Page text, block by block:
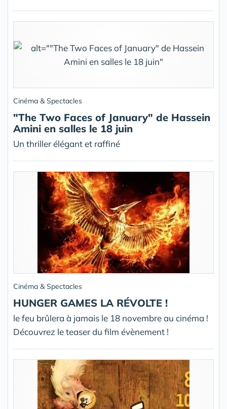
Cinéma & Spectacles
"The Two Faces of January" de Hassein
Amini en salles le 18 juin
Un thriller élégant et raffiné
Cinéma & Spectacles
HUNGER GAMES LA RÉVOLTE !
le feu brûlera à jamais le 18 novembre au cinéma !
Découvrez le teaser du film évènement !